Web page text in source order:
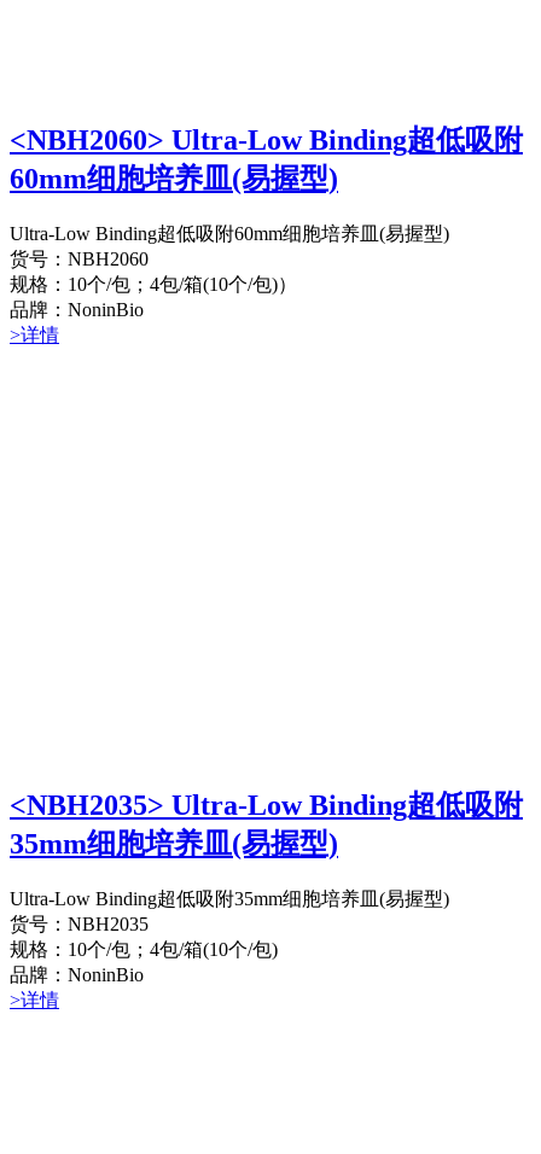
<NBH2060> Ultra-Low Binding超低吸附
60mm细胞培养皿(易握型)
Ultra-Low Binding超低吸附60mm细胞培养皿(易握型)
货号：NBH2060
规格：10个/包；4包/箱(10个/包)）
品牌：NoninBio
>详情
<NBH2035> Ultra-Low Binding超低吸附
35mm细胞培养皿(易握型)
Ultra-Low Binding超低吸附35mm细胞培养皿(易握型)
货号：NBH2035
规格：10个/包；4包/箱(10个/包)
品牌：NoninBio
>详情